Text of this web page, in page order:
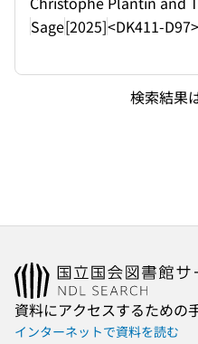
Sage[2025]<DK411-D97>
検索結果
資料にアクセスするための
インターネットで資料を読む